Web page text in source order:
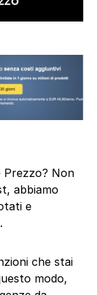
Prezzo? Non
abbiamo
e
che stai
modo,